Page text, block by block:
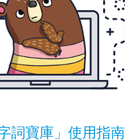
詞寶庫」使用指南